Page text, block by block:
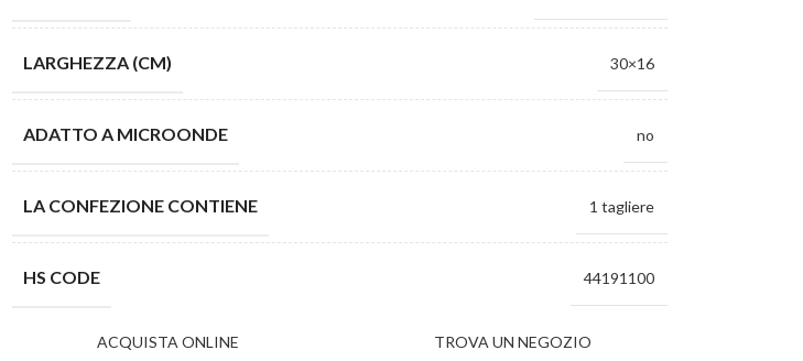
LARGHEZZA (CM) 30×16
ADATTO A MICROONDE no
LA CONFEZIONE CONTIENE 1 tagliere
HS CODE 44191100
ACQUISTA ONLINE TROVA UN NEGOZIO